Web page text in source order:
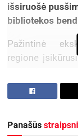
išsiruošė
bibliotekos
Pažintinė
regione
architektūros
perlas,
Panašūs